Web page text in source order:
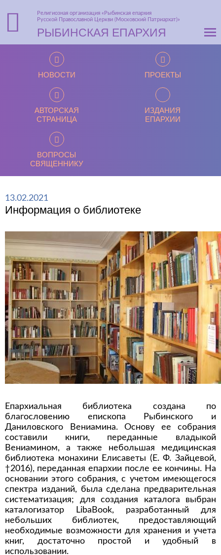
Религиозная организация «Рыбинская епархия
Русской Православной Церкви (Московский Патриархат)»
РЫБИНСКАЯ ЕПАРХИЯ
НОВОСТИ ПРОЕКТЫ
АВТОРСКАЯ
СТРАНИЦА
ИЗДАНИЯ
ЕПАРХИИ
ВОПРОСЫ
СВЯЩЕННИКУ
13.02.2021
Информация о библиотеке
Епархиальная библиотека создана по
благословению епископа Рыбинского и
Даниловского Вениамина. Основу ее собрания
составили книги, переданные владыкой
Вениамином, а также небольшая медицинская
библиотека монахини Елисаветы (Е. Ф. Зайцевой,
†2016), переданная епархии после ее кончины. На
основании этого собрания, с учетом имеющегося
спектра изданий, была сделана предварительная
систематизация; для создания каталога выбран
каталогизатор LibaBook, разработанный для
небольших библиотек, предоставляющий
необходимые возможности для хранения и учета
книг, достаточно простой и удобный в
использовании.